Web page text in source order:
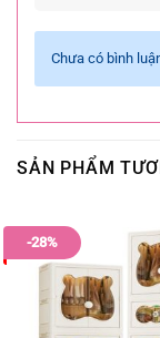
Chưa có bình
SẢN PHẨM
-28%